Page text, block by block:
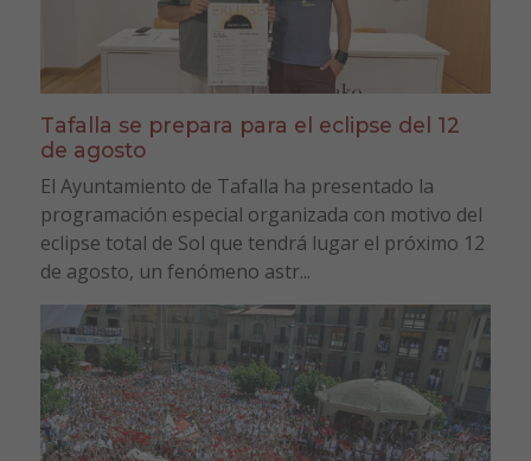
Tafalla se prepara para el eclipse del 12
de agosto
El Ayuntamiento de Tafalla ha presentado la
programación especial organizada con motivo del
eclipse total de Sol que tendrá lugar el próximo 12
de agosto, un fenómeno astr...